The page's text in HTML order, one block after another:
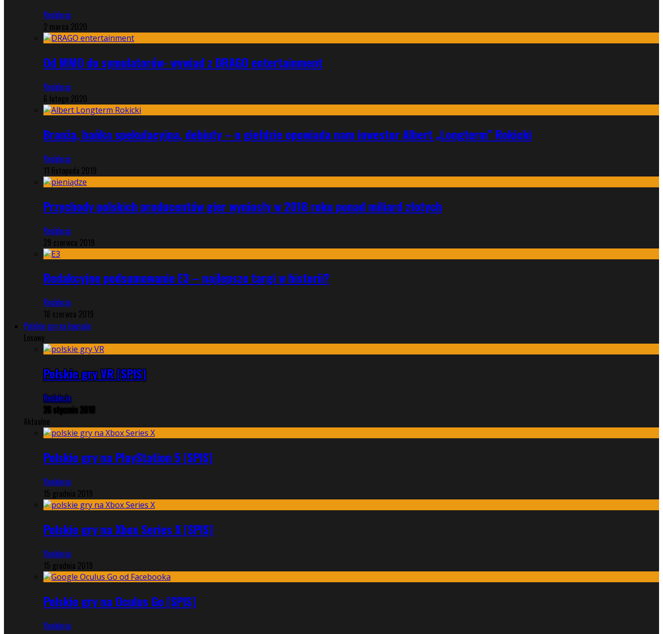
Redakcja
2 marca 2020
Od MMO do symulatorów- wywiad z DRAGO entertainment
Redakcja
6 lutego 2020
Branża, bańka spekulacyjna, debiuty – o giełdzie opowiada nam inwestor Albert „Longterm” Rokicki
Redakcja
11 listopada 2019
Przychody polskich producentów gier wyniosły w 2018 roku ponad miliard złotych
Redakcja
29 czerwca 2019
Redakcyjne podsumowanie E3 – najlepsze targi w historii?
Redakcja
18 czerwca 2019
Polskie gry na konsole
Losowy
Polskie gry VR [SPIS]
Redakcja
26 stycznia 2018
Aktualne
Polskie gry na PlayStation 5 [SPIS]
Redakcja
15 grudnia 2019
Polskie gry na Xbox Series X [SPIS]
Redakcja
15 grudnia 2019
Polskie gry na Oculus Go [SPIS]
Redakcja